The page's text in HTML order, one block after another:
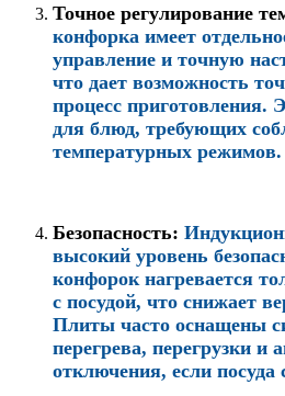
Точное регулирование
конфорка имеет
управление и точную
что дает возможность
процесс приготовления.
для блюд, требующих
температурных режимов.
Безопасность:
высокий уровень
конфорок нагревается
с посудой, что снижает
Плиты часто оснащены
перегрева, перегрузки и
отключения, если посуда